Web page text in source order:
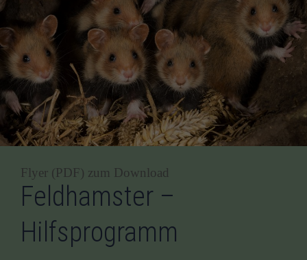
Flyer (PDF) zum Download
Feldhamster –
Hilfsprogramm